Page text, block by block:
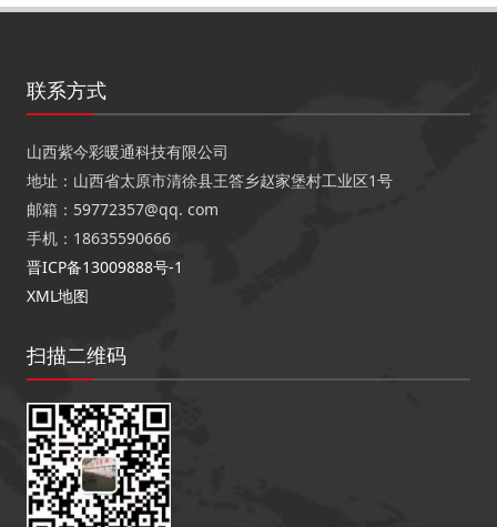
联系方式
山西紫今彩暖通科技有限公司
地址：山西省太原市清徐县王答乡赵家堡村工业区1号
邮箱：59772357@qq. com
手机：18635590666
晋ICP备13009888号-1
XML地图
扫描二维码